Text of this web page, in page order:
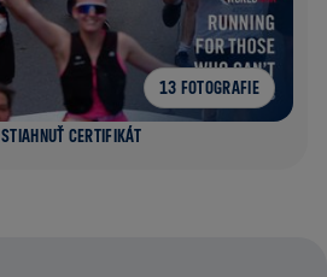
13 FOTOGRAFIE
STIAHNUŤ CERTIFIKÁT